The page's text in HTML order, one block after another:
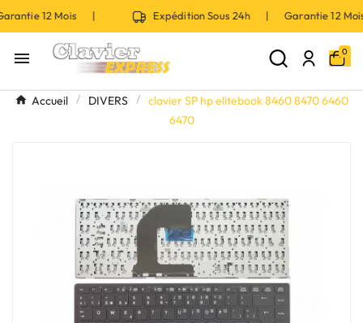
12 Mois | Expédition Sous 24h | Garantie 12
 0
Accueil DIVERS
clavier SP hp elitebook 8460 8470 6460
6470